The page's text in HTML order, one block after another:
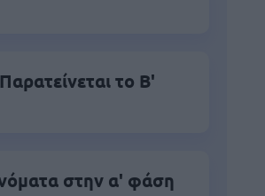
το Β'
στην α' φάση